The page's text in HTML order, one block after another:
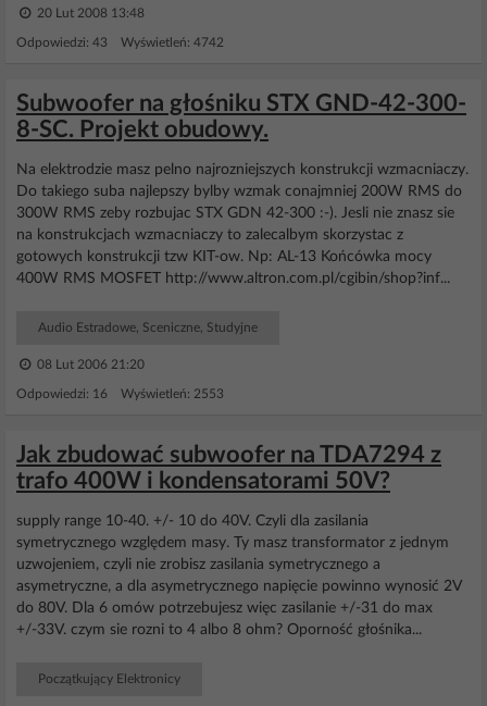
20 Lut 2008 13:48
Odpowiedzi: 43 Wyświetleń: 4742
Subwoofer na głośniku STX GND-42-300-
8-SC. Projekt obudowy.
Na elektrodzie masz pelno najrozniejszych konstrukcji wzmacniaczy.
Do takiego suba najlepszy bylby wzmak conajmniej 200W RMS do
300W RMS zeby rozbujac STX GDN 42-300 :-). Jesli nie znasz sie
na konstrukcjach wzmacniaczy to zalecalbym skorzystac z
gotowych konstrukcji tzw KIT-ow. Np: AL-13 Końcówka mocy
400W RMS MOSFET http://www.altron.com.pl/cgibin/shop?inf...
Audio Estradowe, Sceniczne, Studyjne
08 Lut 2006 21:20
Odpowiedzi: 16 Wyświetleń: 2553
Jak zbudować subwoofer na TDA7294 z
trafo 400W i kondensatorami 50V?
supply range 10-40. +/- 10 do 40V. Czyli dla zasilania
symetrycznego względem masy. Ty masz transformator z jednym
uzwojeniem, czyli nie zrobisz zasilania symetrycznego a
asymetryczne, a dla asymetrycznego napięcie powinno wynosić 2V
do 80V. Dla 6 omów potrzebujesz więc zasilanie +/-31 do max
+/-33V. czym sie rozni to 4 albo 8 ohm? Oporność głośnika...
Początkujący Elektronicy